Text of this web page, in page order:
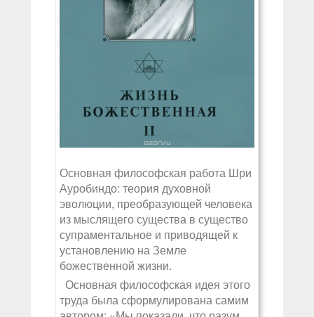
Основная философская работа Шри
Ауробиндо: теория духовной
эволюции, преобразующей человека
из мыслящего существа в существо
супраментальное и приводящей к
установлению на Земле
божественной жизни.
Основная философская идея этого
труда была сформулирована самим